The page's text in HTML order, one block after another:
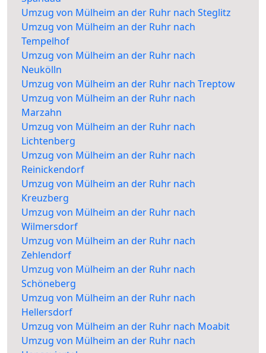
Umzug von Mülheim an der Ruhr nach Steglitz
Umzug von Mülheim an der Ruhr nach
Tempelhof
Umzug von Mülheim an der Ruhr nach
Neukölln
Umzug von Mülheim an der Ruhr nach Treptow
Umzug von Mülheim an der Ruhr nach
Marzahn
Umzug von Mülheim an der Ruhr nach
Lichtenberg
Umzug von Mülheim an der Ruhr nach
Reinickendorf
Umzug von Mülheim an der Ruhr nach
Kreuzberg
Umzug von Mülheim an der Ruhr nach
Wilmersdorf
Umzug von Mülheim an der Ruhr nach
Zehlendorf
Umzug von Mülheim an der Ruhr nach
Schöneberg
Umzug von Mülheim an der Ruhr nach
Hellersdorf
Umzug von Mülheim an der Ruhr nach Moabit
Umzug von Mülheim an der Ruhr nach